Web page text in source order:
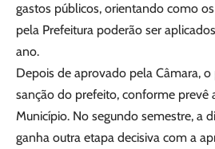
gastos públicos, orientando como
pela Prefeitura poderão ser
ano.
Depois de aprovado pela Câmara,
sanção do prefeito, conforme prevê
Município. No segundo semestre, a
ganha outra etapa decisiva com a